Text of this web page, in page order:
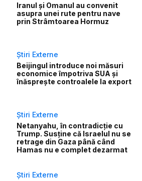
Iranul și Omanul au convenit
asupra unei rute pentru nave
prin Strâmtoarea Hormuz
Știri Externe
Beijingul introduce noi măsuri
economice împotriva SUA și
înăsprește controalele la export
Știri Externe
Netanyahu, în contradicție cu
Trump. Susține că Israelul nu se
retrage din Gaza până când
Hamas nu e complet dezarmat
Știri Externe